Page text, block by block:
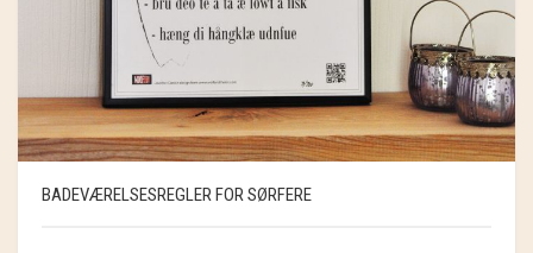
BADEVÆRELSESREGLER FOR SØRFERE